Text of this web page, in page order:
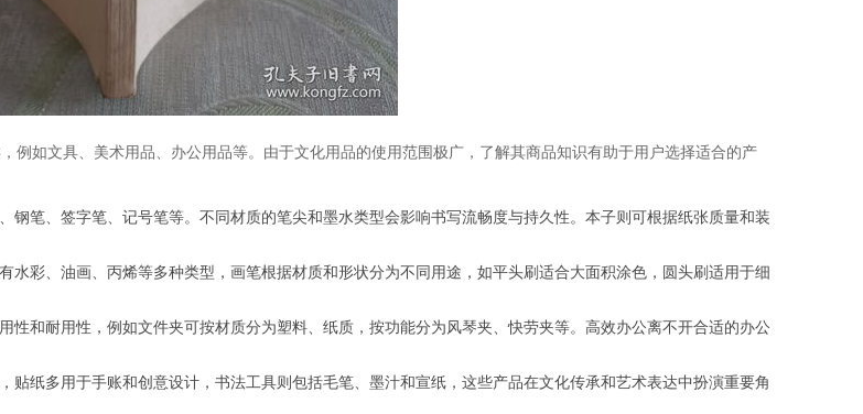
例如文具、美术用品、办公用品等。由于文化用品的使用范围极广，了解其商品知识有助于用户选择适合的产
笔、签字笔、记号笔等。不同材质的笔尖和墨水类型会影响书写流畅度与持久性。本子则可根据纸张质量和装
彩、油画、丙烯等多种类型，画笔根据材质和形状分为不同用途，如平头刷适合大面积涂色，圆头刷适用于细
和耐用性，例如文件夹可按材质分为塑料、纸质，按功能分为风琴夹、快劳夹等。高效办公离不开合适的办公
纸多用于手账和创意设计，书法工具则包括毛笔、墨汁和宣纸，这些产品在文化传承和艺术表达中扮演重要角